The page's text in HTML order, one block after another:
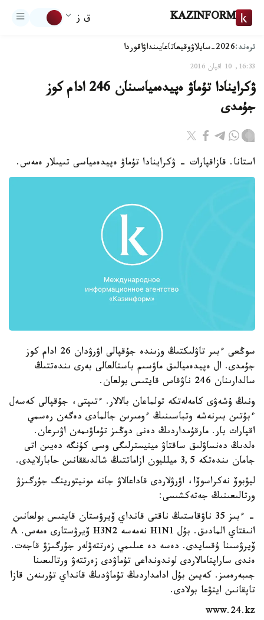
KAZINFORM ق ز
ترەند:2026-سايلاۋ وقيعاتاعايىنداۋاقوردا
16:33, 10 اقپان 2016
ۋكراينادا تۇماۋ ەپيدەمياسىنان 246 ادام كوز
جۇمدى
استانا. قازاقپارات - ۋكراينادا تۇماۋ ەپيدەمياسى تىيىلار ەمەس.
سوڭعى ءبىر تاۋلىكتىڭ وزىندە جۇقپالى اۋرۋدان 26 ادام كوز
جۇمدى. ال ەپيدەميالىق ماۋسىم باستالعالى بەرى ىندەتتىڭ
سالدارىنان 246 ناۋقاس قايتىس بولعان.
ونىڭ ۇشەۋى كامەلەتكە تولماعان بالالار. ءتىپتى، جۇقپالى كەسەل
ءبۇتىن بىرنەشە وتباسىنىڭ ءومىرىن جالمادى دەگەن رەسمي
اقپارات بار. مارقۇمداردىڭ دەنى دوڭىز تۇماۋىمەن اۋىرعان.
ەلدىڭ دەنساۋلىق ساقتاۋ مينيسترلىگى وسى كۇنگە دەيىن اتى
جامان ىندەتكە 3,5 ميلليون ازاماتتىڭ شالدىققانىن حابارلايدى.
ليۋبوۆ نەكراسوۆا، اۋرۋلاردى قاداعالاۋ جانە مونيتورينگ جۇرگىزۋ
ورتالىعىنىڭ جەتەكشىسى:
- ءبىز 35 ناۋقاستىڭ ناقتى قانداي ۆيرۋستان قايتىس بولعانىن
انىقتاي المادىق. بۇل H1N1 نەمەسە H3N2 ۆيرۋستارى ەمەس. A
ۆيرۋسىنا ۇقسايدى. دەسە دە عىلىمي زەرتتەۋلەر جۇرگىزۋ قاجەت.
ەندى ساراپتامالاردى لوندونداعى تۇماۋدى زەرتتەۋ ورتالىعىنا
جىبەرەمىز. كەيىن بۇل ادامداردىڭ تۇماۋدىڭ قانداي تۇرىنەن قازا
تاپقانىن ايتۋعا بولادى.
www.24.kz